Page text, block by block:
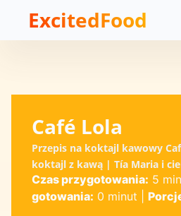
ExcitedFood
Café Lola
Przepis na koktajl kawowy
koktajl z kawą | Tía Maria i
Czas przygotowania: 5
gotowania: 0 minut